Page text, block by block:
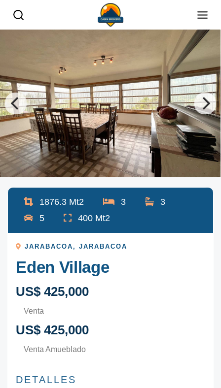
1876.3 Mt2 3
3
5
400 Mt2
JARABACOA ,JARABACOA
Eden Village
US$ 425,000
Venta
US$ 425,000
Venta Amueblado
DETALLES